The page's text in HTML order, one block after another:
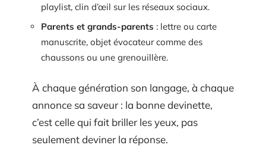
playlist, clin d’œil sur les réseaux sociaux.
Parents et grands-parents : lettre ou carte
manuscrite, objet évocateur comme des
chaussons ou une grenouillère.
À chaque génération son langage, à chaque
annonce sa saveur : la bonne devinette,
c’est celle qui fait briller les yeux, pas
seulement deviner la réponse.